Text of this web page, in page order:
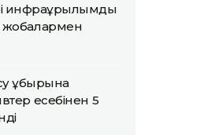
инфрақұрылымдық
жобалармен
құбырына
есебінен 5